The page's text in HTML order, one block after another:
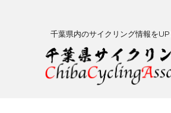
千葉県内のサイクリング情報をUP